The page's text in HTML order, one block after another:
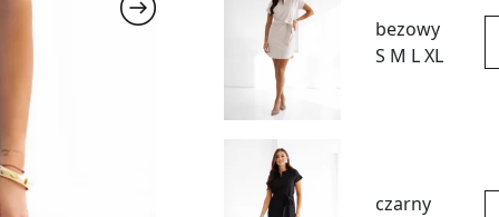
bezowy
S M L XL
czarny